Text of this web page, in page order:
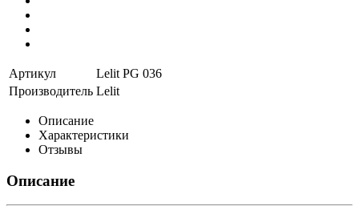
Артикул
Lelit PG 036
Производитель Lelit
Описание
Характеристики
Отзывы
Описание